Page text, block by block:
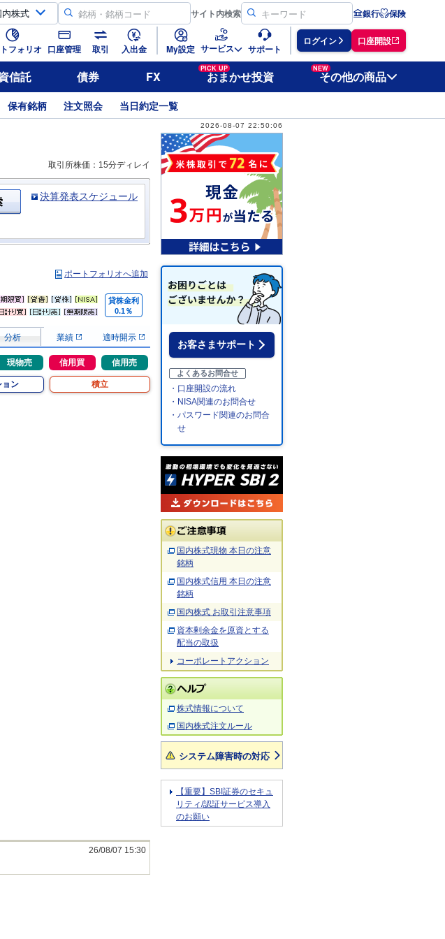
サイト内検索 銀行 保険
フォリオ 口座管理 取引 入出金 My設定 サービス サポート
ログイン 口座開設
信託 債券 FX
PICK UP
おまかせ投資
NEW
その他の商品
保有銘柄 注文照会 当日約定一覧
2026-08-07 22:50:06
取引所株価：15分ディレイ
決算発表スケジュール
ポートフォリオへ追加
貸株金利
0.1％
分析 業績 適時開示
現物売 信用買 信用売
ョン 積立
26/08/07 15:30
お客さまサポート
よくあるお問合せ
・口座開設の流れ
・NISA関連のお問合せ
・パスワード関連のお問合
せ
国内株式現物 本日の注意
銘柄
国内株式信用 本日の注意
銘柄
国内株式 お取引注意事項
資本剰余金を原資とする
配当の取扱
コーポレートアクション
株式情報について
国内株式注文ルール
システム障害時の対応
【重要】SBI証券のセキュ
リティ/認証サービス導入
のお願い